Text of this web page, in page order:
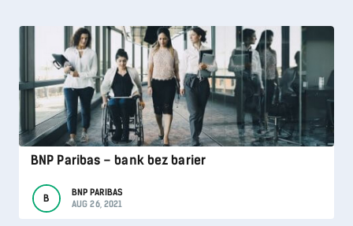
BNP Paribas – bank bez barier
B
BNP PARIBAS
AUG 26, 2021